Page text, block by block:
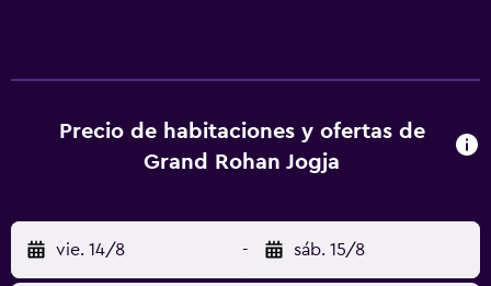
Precio de habitaciones y ofertas de
Grand Rohan Jogja
vie. 14/8 - sáb. 15/8